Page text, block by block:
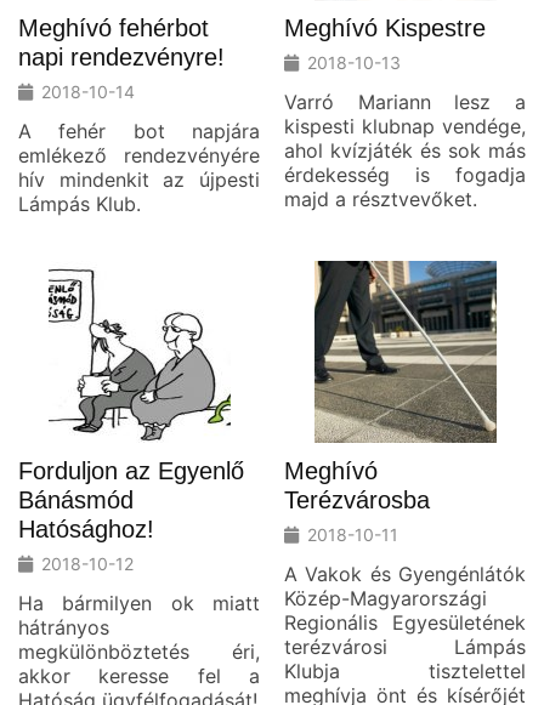
Meghívó fehérbot
napi rendezvényre!
2018-10-14
A fehér bot napjára
emlékező rendezvényére
hív mindenkit az újpesti
Lámpás Klub.
Meghívó Kispestre
2018-10-13
Varró Mariann lesz a
kispesti klubnap vendége,
ahol kvízjáték és sok más
érdekesség is fogadja
majd a résztvevőket.
Forduljon az Egyenlő
Bánásmód
Hatósághoz!
2018-10-12
Ha bármilyen ok miatt
hátrányos
megkülönböztetés éri,
akkor keresse fel a
Hatóság ügyfélfogadását!
Meghívó
Terézvárosba
2018-10-11
A Vakok és Gyengénlátók
Közép-Magyarországi
Regionális Egyesületének
terézvárosi Lámpás
Klubja tisztelettel
meghívja önt és kísérőjét